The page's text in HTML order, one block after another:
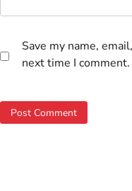
Save my name,
next time I comment.